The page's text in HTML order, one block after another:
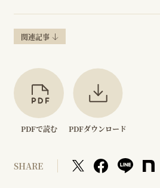
関連記事
PDFで読む PDFダウンロード
SHARE